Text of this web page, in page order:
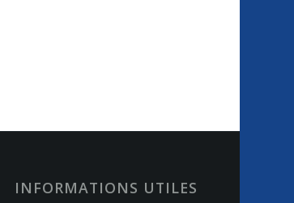
INFORMATIONS UTILES